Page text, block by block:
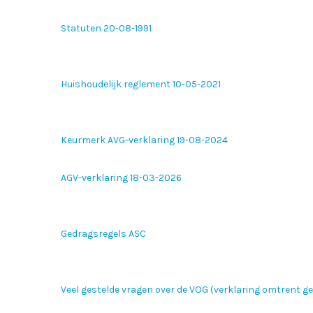
Statuten 20-08-1991
Huishoudelijk reglement 10-05-2021
Keurmerk AVG-verklaring 19-08-2024
AGV-verklaring 18-03-2026
Gedragsregels ASC
Veel gestelde vragen over de VOG (verklaring omtrent